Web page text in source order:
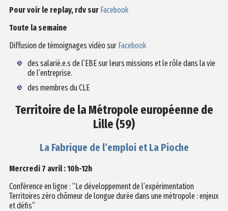
Pour voir le replay, rdv sur Facebook
Toute la semaine
Diffusion de témoignages vidéo sur Facebook
des salarié.e.s de l’EBE sur leurs missions et le rôle dans la vie
de l’entreprise.
des membres du CLE
Territoire de la Métropole européenne de
Lille (59)
La Fabrique de l’emploi etLa Pioche
Mercredi 7 avril : 10h-12h
Conférence en ligne : “Le développement de l’expérimentation
Territoires zéro chômeur de longue durée dans une métropole : enjeux
et défis”